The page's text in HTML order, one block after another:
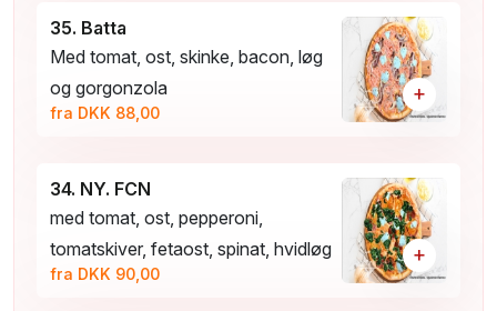
35. Batta
Med tomat, ost, skinke, bacon, løg
og gorgonzola
fra DKK 88,00
+
34. NY. FCN
med tomat, ost, pepperoni,
tomatskiver, fetaost, spinat, hvidløg
fra DKK 90,00
+